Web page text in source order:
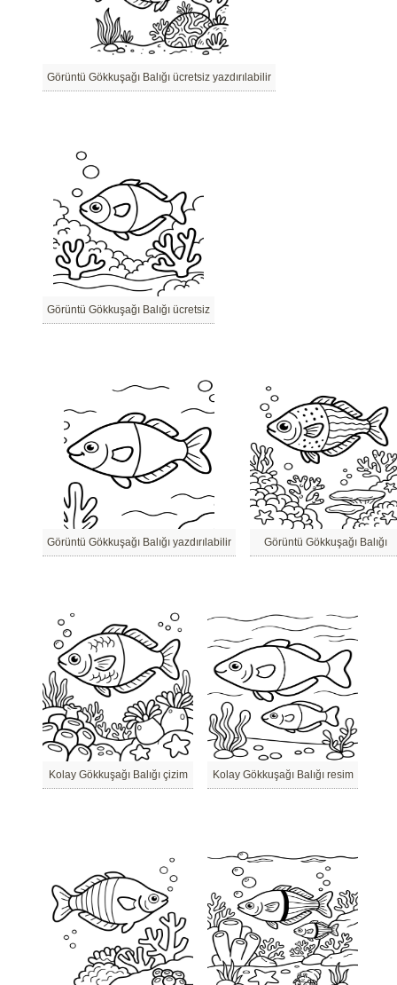
Görüntü Gökkuşağı Balığı ücretsiz yazdırılabilir
Görüntü Gökkuşağı Balığı ücretsiz
Görüntü Gökkuşağı Balığı yazdırılabilir Görüntü Gökkuşağı Balığı
Kolay Gökkuşağı Balığı çizim Kolay Gökkuşağı Balığı resim